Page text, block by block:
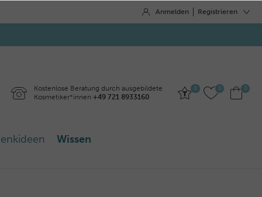
Anmelden Registrieren
Kostenlose Beratung durch ausgebildete
Kosmetiker*innen +49 721 8933160
0 0 0
Wissen